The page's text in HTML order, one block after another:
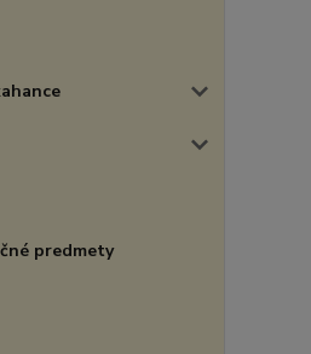
predmety